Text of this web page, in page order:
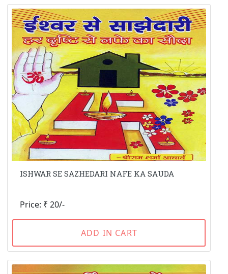
ISHWAR SE SAZHEDARI NAFE KA SAUDA
Price: ₹ 20/-
ADD IN CART